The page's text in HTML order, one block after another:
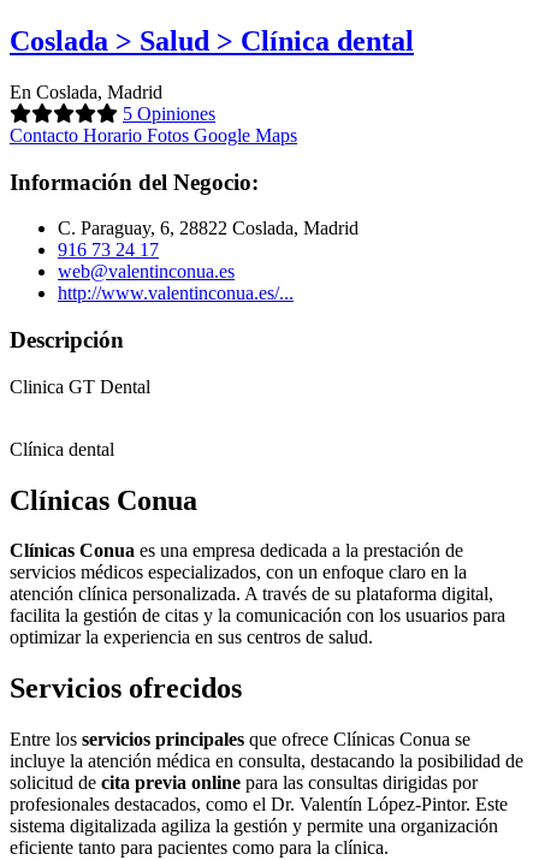
Coslada > Salud > Clínica dental
En Coslada, Madrid
5 Opiniones
Contacto Horario Fotos Google Maps
Información del Negocio:
C. Paraguay, 6, 28822 Coslada, Madrid
916 73 24 17
web@valentinconua.es
http://www.valentinconua.es/...
Descripción
Clinica GT Dental
Clínica dental
Clínicas Conua
Clínicas Conua es una empresa dedicada a la prestación de
servicios médicos especializados, con un enfoque claro en la
atención clínica personalizada. A través de su plataforma digital,
facilita la gestión de citas y la comunicación con los usuarios para
optimizar la experiencia en sus centros de salud.
Servicios ofrecidos
Entre los servicios principales que ofrece Clínicas Conua se
incluye la atención médica en consulta, destacando la posibilidad de
solicitud de cita previa online para las consultas dirigidas por
profesionales destacados, como el Dr. Valentín López-Pintor. Este
sistema digitalizada agiliza la gestión y permite una organización
eficiente tanto para pacientes como para la clínica.